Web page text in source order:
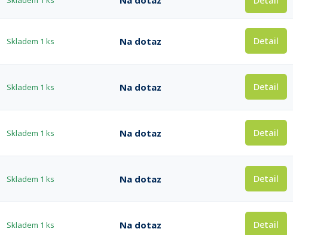
Skladem 1 ks Na dotaz Detail
Skladem 1 ks Na dotaz Detail
Skladem 1 ks Na dotaz Detail
Skladem 1 ks Na dotaz Detail
Skladem 1 ks Na dotaz Detail